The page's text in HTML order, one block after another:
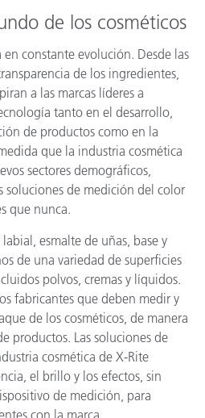
de los cosméticos
en constante evolución. Desde las
de los ingredientes,
a las marcas líderes a
tanto en el desarrollo,
de productos como en la
que la industria cosmética
sectores demográficos,
soluciones de medición del color
que nunca.
esmalte de uñas, base y
de una variedad de superficies
polvos, cremas y líquidos.
fabricantes que deben medir y
de los cosméticos, de manera
productos. Las soluciones de
cosmética de X-Rite
el brillo y los efectos, sin
de medición, para
con la marca.